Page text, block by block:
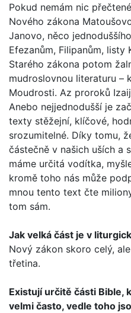
Pokud nemám nic
Nového záko­na
Janovo, něco
Efezanům, Filipanům, listy
Starého zákona potom
mudroslovnou literaturu –
Moudrosti. Az proroků
Anebo nejjednodušší je
texty stěžejní, klíčové,
srozumitelné. Díky tomu,
částečně v našich uších a
máme určitá vodítka,
kromě toho nás může
mnou tento text čte
tom sám.
Jak velká část je v
Nový zákon skoro celý,
třetina.
Existují určitě části Bible,
velmi často, vedle toho